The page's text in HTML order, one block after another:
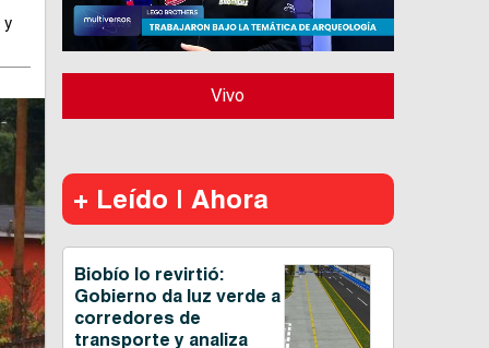
y
Vivo
+ Leído | Ahora
Biobío lo revirtió:
Gobierno da luz verde a
corredores de
transporte y analiza